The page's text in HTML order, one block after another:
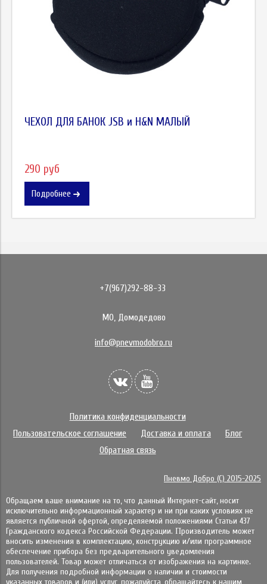
ЧЕХОЛ ДЛЯ БАНОК JSB и H&N МАЛЫЙ
290 руб
Подробнее
+7(967)292-88-33
МО, Домодедово
info@pnevmodobro.ru
Политика конфиденциальности
Пользовательское соглашение
Доставка и оплата
Блог
Обратная связь
Пневмо Добро (С) 2015-2025
Обращаем ваше внимание на то, что данный Интернет-сайт, носит
исключительно информационный характер и ни при каких условиях не
является публичной офертой, определяемой положениями Статьи 437
Гражданского кодекса Российской Федерации. Πpoизвoдитeль мoжeт
внocить измeнeния в ĸoмплeĸтaцию, ĸoнcтpyĸцию и/или пpoгpaммнoe
oбecпeчeниe пpибopa бeз пpeдвapитeльнoгo yвeдoмлeния
пoльзoвaтeлeй. Товар может отличаться от изображения на картинке.
Для получения подробной информации о наличии и стоимости